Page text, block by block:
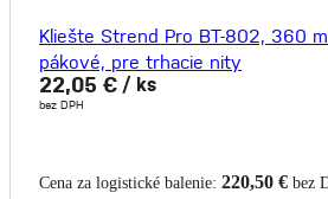
Kliešte Strend Pro BT-802, 360
pákové, pre trhacie nity
22,05 € / ks
bez DPH
Cena za logistické balenie: 220,50 € bez